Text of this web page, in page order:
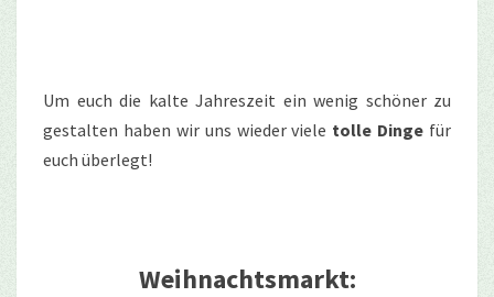
Um euch die kalte Jahreszeit ein wenig schöner zu
gestalten haben wir uns wieder viele tolle Dinge für
euch überlegt!
Weihnachtsmarkt: